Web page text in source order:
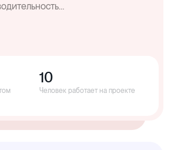
10
Человек работает на проекте